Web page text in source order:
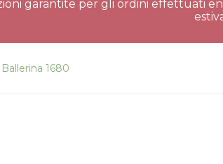
garantite per gli ordini effettuati
Ballerina 1680